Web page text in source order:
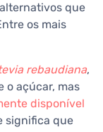
que
os mais
rebaudiana,
o açúcar, mas
disponível
significa que